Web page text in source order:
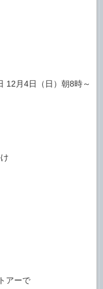
12月4日（日）朝8時～
ーで